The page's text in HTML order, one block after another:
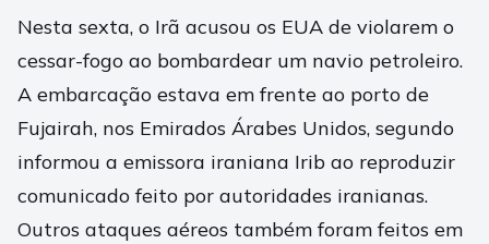
Nesta sexta, o Irã acusou os EUA de violarem o
cessar-fogo ao bombardear um navio petroleiro.
A embarcação estava em frente ao porto de
Fujairah, nos Emirados Árabes Unidos, segundo
informou a emissora iraniana Irib ao reproduzir
comunicado feito por autoridades iranianas.
Outros ataques aéreos também foram feitos em